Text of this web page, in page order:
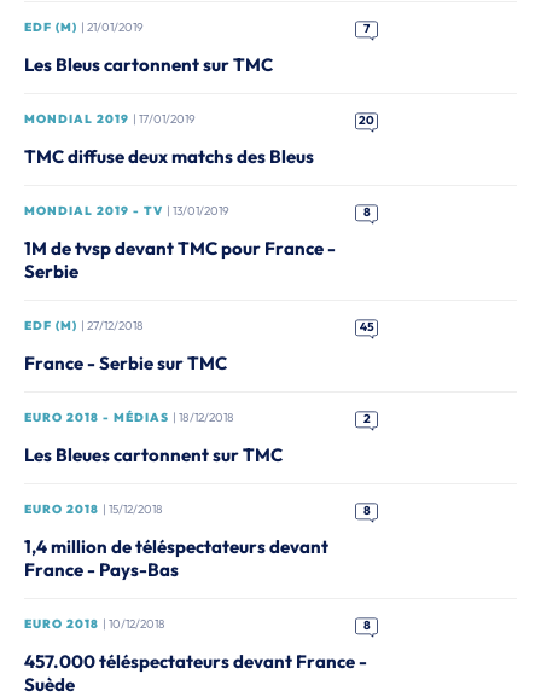
EDF (M) | 21/01/2019 7
Les Bleus cartonnent sur TMC
MONDIAL 2019 | 17/01/2019 20
TMC diffuse deux matchs des Bleus
MONDIAL 2019 - TV | 13/01/2019 8
1M de tvsp devant TMC pour France -
Serbie
EDF (M) | 27/12/2018 45
France - Serbie sur TMC
EURO 2018 - MÉDIAS | 18/12/2018 2
Les Bleues cartonnent sur TMC
EURO 2018 | 15/12/2018 8
1,4 million de téléspectateurs devant
France - Pays-Bas
EURO 2018 | 10/12/2018 8
457.000 téléspectateurs devant France -
Suède